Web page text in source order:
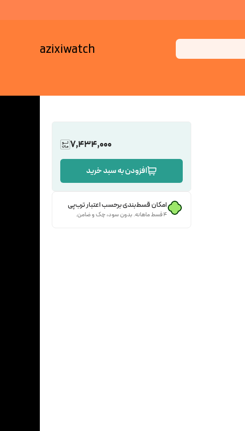
azixiwatch
7,434,000
افزودن به سبد خرید
امکان قسط‌بندی برحسب اعتبار ترب‌پی
۴ قسط ماهانه. بدون سود، چک و ضامن.